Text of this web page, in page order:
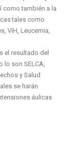
como también a la
tales como
VIH, Leucemia,
el resultado del
son SELCA,
y Salud
se harán
áulicas